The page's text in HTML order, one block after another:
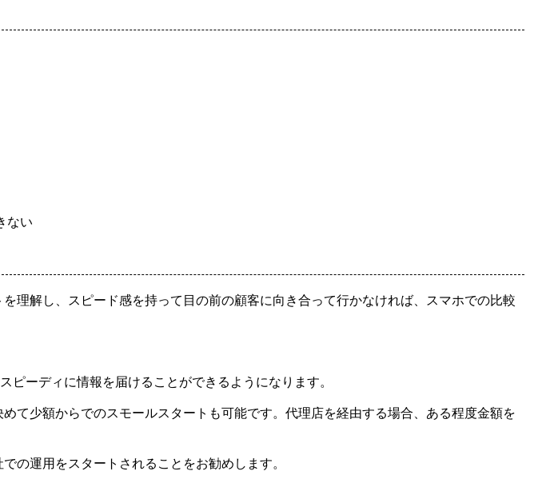
ない
理解し、スピード感を持って目の前の顧客に向き合って行かなければ、スマホでの比較
ーディに情報を届けることができるようになります。
て少額からでのスモールスタートも可能です。代理店を経由する場合、ある程度金額を
の運用をスタートされることをお勧めします。